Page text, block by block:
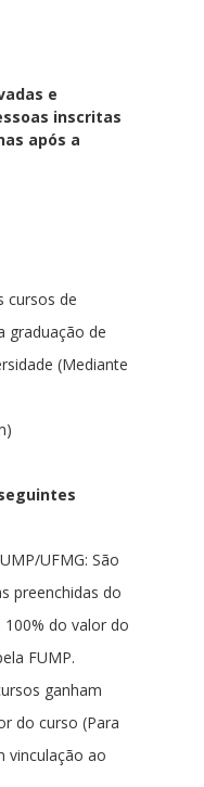
e
inscritas
após a
cursos de
graduação de
(Mediante
UFMG: São
preenchidas do
do valor do
FUMP.
ganham
do curso (Para
vinculação ao